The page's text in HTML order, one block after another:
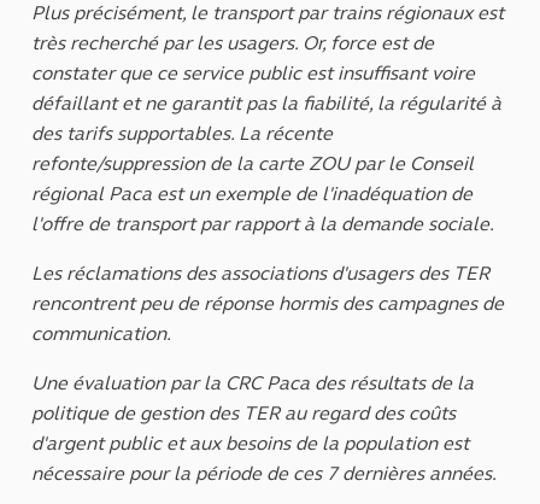
Plus précisément, le transport par trains régionaux est
très recherché par les usagers. Or, force est de
constater que ce service public est insuffisant voire
défaillant et ne garantit pas la fiabilité, la régularité à
des tarifs supportables. La récente
refonte/suppression de la carte ZOU par le Conseil
régional Paca est un exemple de l'inadéquation de
l'offre de transport par rapport à la demande sociale.
Les réclamations des associations d'usagers des TER
rencontrent peu de réponse hormis des campagnes de
communication.
Une évaluation par la CRC Paca des résultats de la
politique de gestion des TER au regard des coûts
d'argent public et aux besoins de la population est
nécessaire pour la période de ces 7 dernières années.